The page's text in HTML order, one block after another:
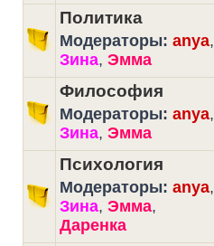
Политика
Модераторы: anya,
Зина, Эмма
Философия
Модераторы: anya,
Зина, Эмма
Психология
Модераторы: anya,
Зина, Эмма,
Даренка